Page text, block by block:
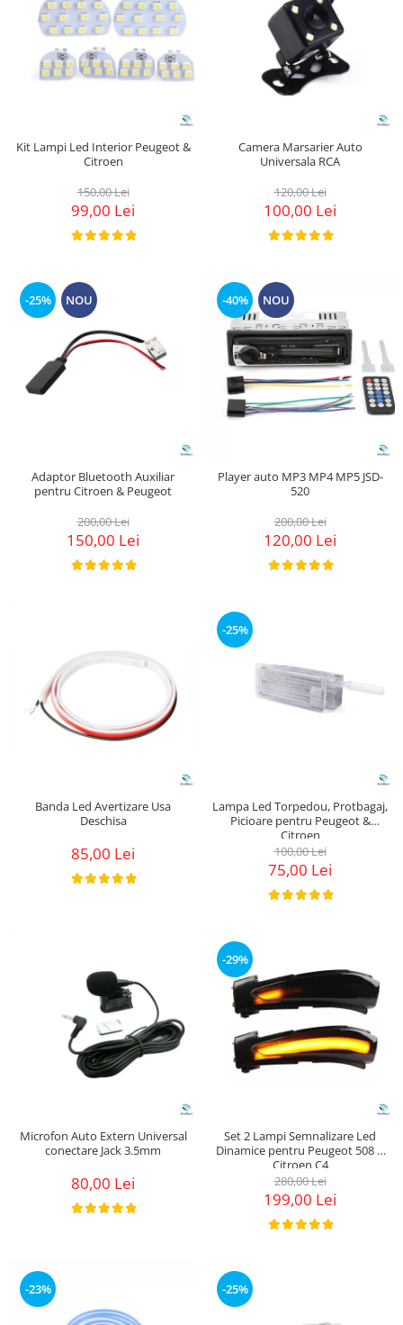
Kit Lampi Led Interior Peugeot &
Citroen
150,00 Lei
99,00 Lei
Camera Marsarier Auto
Universala RCA
120,00 Lei
100,00 Lei
-25% NOU
Adaptor Bluetooth Auxiliar
pentru Citroen & Peugeot
200,00 Lei
150,00 Lei
-40% NOU
Player auto MP3 MP4 MP5 JSD-
520
200,00 Lei
120,00 Lei
Banda Led Avertizare Usa
Deschisa
85,00 Lei
-25%
Lampa Led Torpedou, Protbagaj,
Picioare pentru Peugeot &
Citroen
100,00 Lei
75,00 Lei
Microfon Auto Extern Universal
conectare Jack 3.5mm
80,00 Lei
-29%
Set 2 Lampi Semnalizare Led
Dinamice pentru Peugeot 508 &
Citroen C4
280,00 Lei
199,00 Lei
-23% -25%